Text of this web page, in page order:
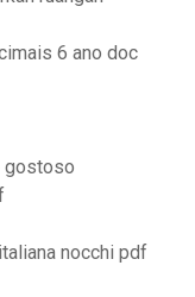
6 ano doc
gostoso
nocchi pdf